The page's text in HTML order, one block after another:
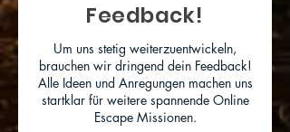
Feedback!
Um uns stetig weiterzuentwickeln,
brauchen wir dringend dein Feedback!
Alle Ideen und Anregungen machen uns
startklar für weitere spannende Online
Escape Missionen.